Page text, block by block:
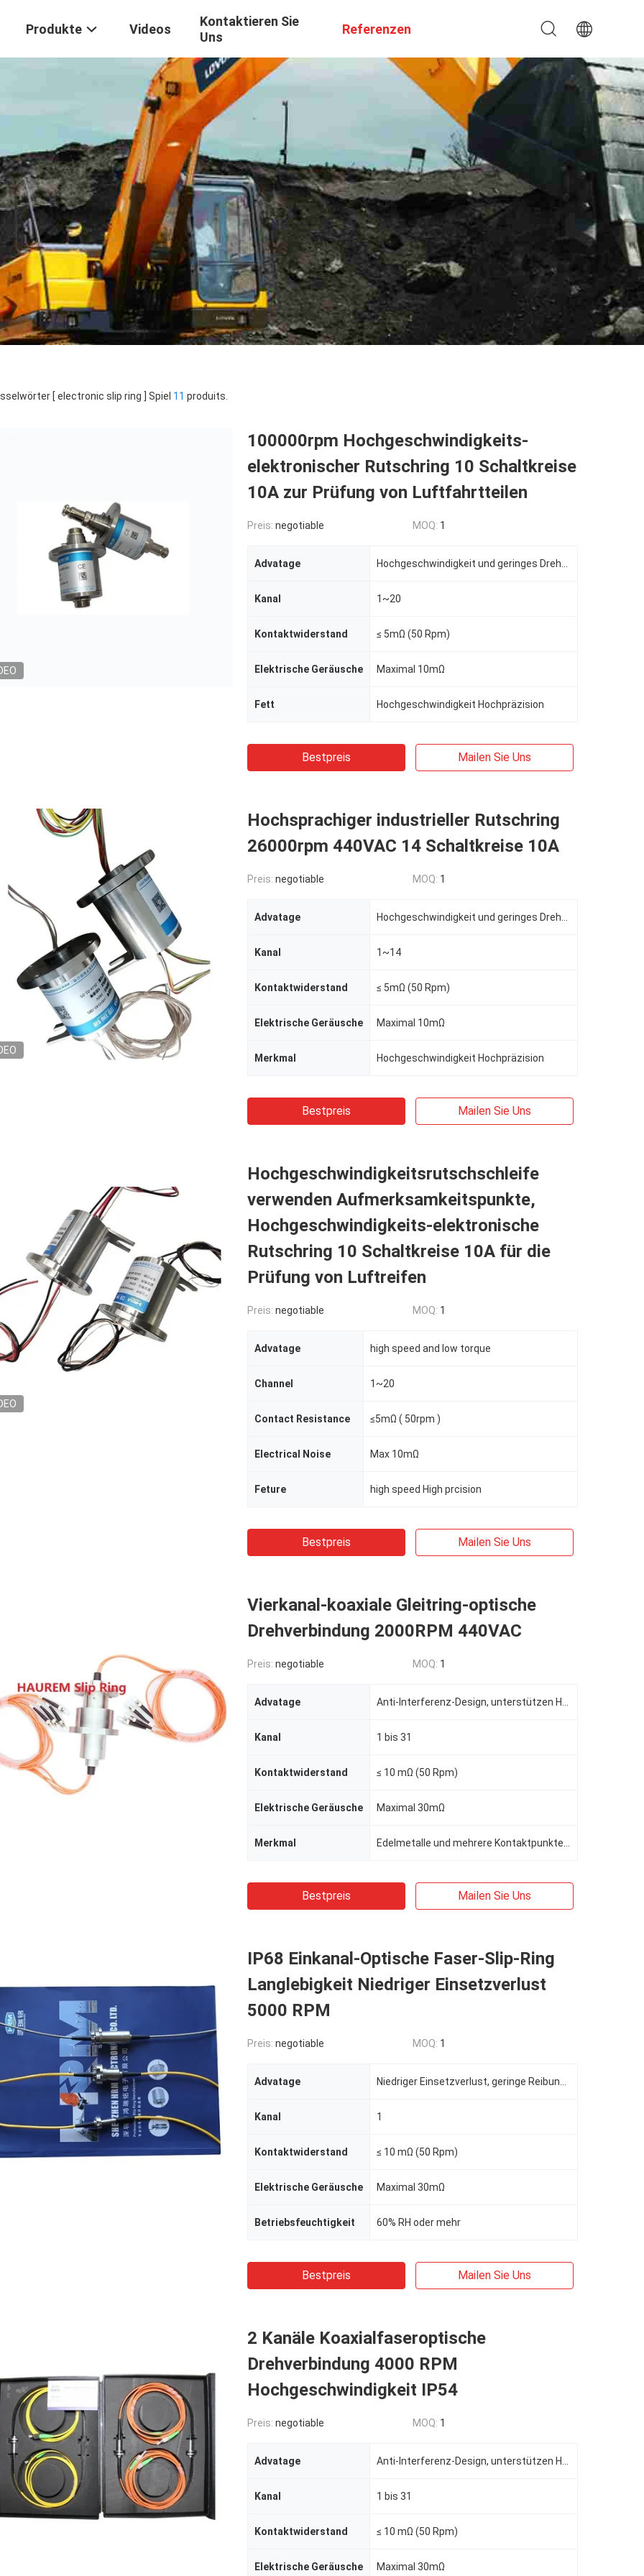
Produkte Videos
Kontaktieren Sie
Uns
Referenzen
[ electronic slip ring ] Spiel 11 produits.
100000rpm Hochgeschwindigkeits-
elektronischer Rutschring 10 Schaltkreise
10A zur Prüfung von Luftfahrtteilen
Preis: negotiable MOQ: 1
Advatage
Kanal 1~20
Kontaktwiderstand ≤ 5mΩ (50 Rpm)
Elektrische Geräusche Maximal 10mΩ
Fett Hochgeschwindigkeit Hochpräzision
Bestpreis Mailen Sie Uns
Hochsprachiger industrieller Rutschring
26000rpm 440VAC 14 Schaltkreise 10A
Preis: negotiable MOQ: 1
Advatage
Kanal 1~14
Kontaktwiderstand ≤ 5mΩ (50 Rpm)
Elektrische Geräusche Maximal 10mΩ
Merkmal Hochgeschwindigkeit Hochpräzision
Bestpreis Mailen Sie Uns
Hochgeschwindigkeitsrutschschleife
verwenden Aufmerksamkeitspunkte,
Hochgeschwindigkeits-elektronische
Rutschring 10 Schaltkreise 10A für die
Prüfung von Luftreifen
Preis: negotiable MOQ: 1
Advatage high speed and low torque
Channel 1~20
Contact Resistance ≤5mΩ ( 50rpm )
Electrical Noise Max 10mΩ
Feture high speed High prcision
Bestpreis Mailen Sie Uns
Vierkanal-koaxiale Gleitring-optische
Drehverbindung 2000RPM 440VAC
Preis: negotiable MOQ: 1
Advatage
Kanal 1 bis 31
Kontaktwiderstand ≤ 10 mΩ (50 Rpm)
Elektrische Geräusche Maximal 30mΩ
Merkmal
Bestpreis Mailen Sie Uns
IP68 Einkanal-Optische Faser-Slip-Ring
Langlebigkeit Niedriger Einsetzverlust
5000 RPM
Preis: negotiable MOQ: 1
Advatage
Kanal 1
Kontaktwiderstand ≤ 10 mΩ (50 Rpm)
Elektrische Geräusche Maximal 30mΩ
Betriebsfeuchtigkeit 60% RH oder mehr
Bestpreis Mailen Sie Uns
2 Kanäle Koaxialfaseroptische
Drehverbindung 4000 RPM
Hochgeschwindigkeit IP54
Preis: negotiable MOQ: 1
Advatage
Kanal 1 bis 31
Kontaktwiderstand ≤ 10 mΩ (50 Rpm)
Elektrische Geräusche Maximal 30mΩ